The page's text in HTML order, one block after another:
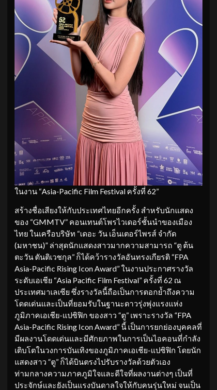
ในงาน “Asia-Pacific Film Festival ครั้งที่ 62”
สร้างชื่อเสียงให้กับประเทศไทยอีกครั้ง สำหรับนักแสดง
ของ “GMMTV” คอนเทนต์โพรไวเดอร์ชั้นนำของเมือง
ไทย ในเครือบริษัท “เดอะ วัน เอ็นเตอร์ไพรส์ จำกัด
(มหาชน)” ล่าสุดนักแสดงสาวมากความสามารถ “ตู ต้น
ตะวัน ตันติเวชกุล” ก็ได้คว้ารางวัลอันทรงเกียรติ “FPA
Asia-Pacific Rising Icon Award” ในงานประกาศรางวัล
ระดับเอเชีย “Asia Pacific Film Festival” ครั้งที่ 62 ณ
ประเทศมาเลเซีย ซึ่งรางวัลนี้ถือเป็นการตอกย้ำถึงความ
โดดเด่นและเป็นที่ยอมรับในฐานะดาวรุ่งพุ่งแรงแห่ง
ภูมิภาคเอเชีย-แปซิฟิก ของสาว “ตู” เพราะรางวัล “FPA
Asia-Pacific Rising Icon Award” นี้ เป็นการยกย่องบุคคลที่
มีผลงานโดดเด่นและมีศักยภาพในการเป็นไอคอนที่กำลัง
เติบโตในวงการบันเทิงของภูมิภาคเอเชีย-แปซิฟิก โดยนัก
แสดงสาว “ตู” ก็ได้บินตรงไปรับรางวัลด้วยตัวเอง
ท่ามกลางความภาคภูมิใจและดีใจที่ผลงานต่างๆ เป็นที่
ประจักษ์และยังเป็นแรงบันดาลใจให้กับคนรุ่นใหม่ จนเป็น